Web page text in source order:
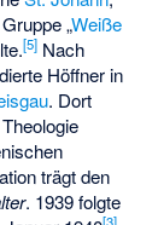
„Weiße
[5] Nach
Höffner in
. Dort
trägt den
. 1939 folgte